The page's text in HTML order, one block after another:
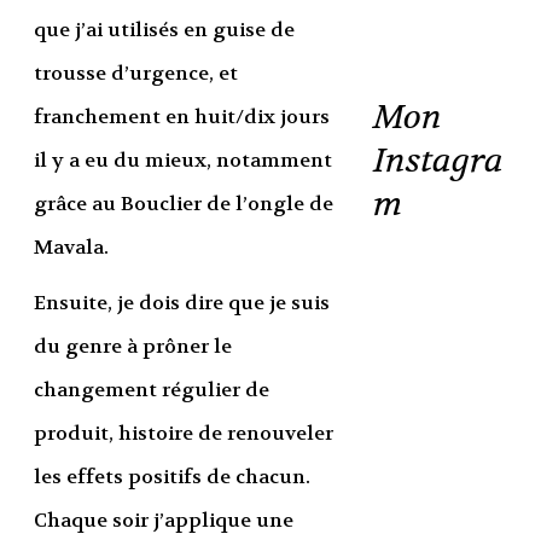
que j’ai utilisés en guise de
trousse d’urgence, et
franchement en huit/dix jours
il y a eu du mieux, notamment
grâce au Bouclier de l’ongle de
Mavala.
Ensuite, je dois dire que je suis
du genre à prôner le
changement régulier de
produit, histoire de renouveler
les effets positifs de chacun.
Chaque soir j’applique une
Mon
Instagra
m